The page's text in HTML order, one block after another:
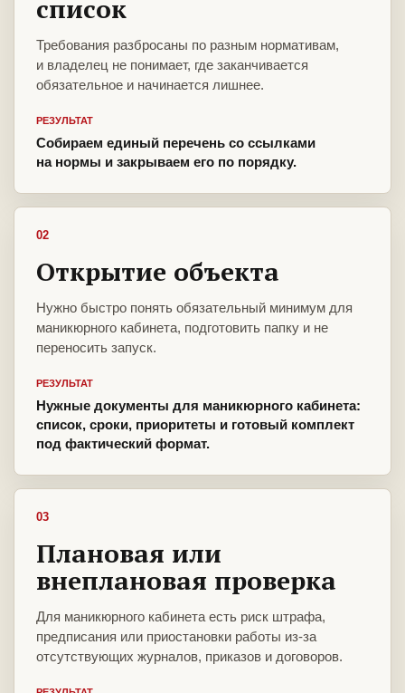
список
Требования разбросаны по разным нормативам,
и владелец не понимает, где заканчивается
обязательное и начинается лишнее.
РЕЗУЛЬТАТ
Собираем единый перечень со ссылками
на нормы и закрываем его по порядку.
02
Открытие объекта
Нужно быстро понять обязательный минимум для
маникюрного кабинета, подготовить папку и не
переносить запуск.
РЕЗУЛЬТАТ
Нужные документы для маникюрного кабинета:
список, сроки, приоритеты и готовый комплект
под фактический формат.
03
Плановая или
внеплановая проверка
Для маникюрного кабинета есть риск штрафа,
предписания или приостановки работы из-за
отсутствующих журналов, приказов и договоров.